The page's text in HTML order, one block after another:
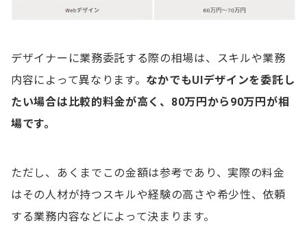
フリーランスエージェント
クラウドソーシング
業務委託でのフリーランスデザイナーの活用事例
デザイナーへの業務委託や相場に関する質問
デザイナーに業務委託する際の相場は、スキルや業務
内容によって異なります。 なかでもUIデザインを委託し
たい場合は比較的料金が高く、 80万円から90万円が相
場です。
ただし、あくまでこの金額は参考であり、実際の料金
はその人材が持つスキルや経験の高さや希少性、依頼
する業務内容などによって決まります。